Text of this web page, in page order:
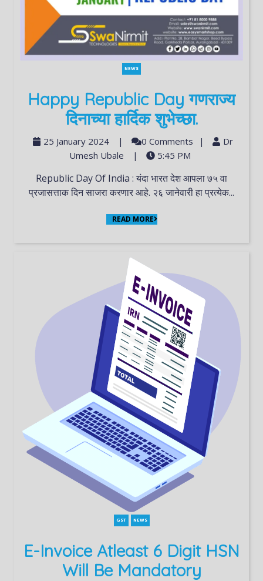
NEWS
Happy Republic Day गणराज्य
दिनाच्या हार्दिक शुभेच्छा.
25 January 2024 | 0 Comments |
Dr
Umesh Ubale
| 5:45 PM
Republic Day Of India : यंदा भारत देश आपला ७५ वा
प्रजासत्ताक दिन साजरा करणार आहे. २६ जानेवारी हा प्रत्येक...
READ MORE
GST NEWS
E-Invoice Atleast 6 Digit HSN
Will Be Mandatory